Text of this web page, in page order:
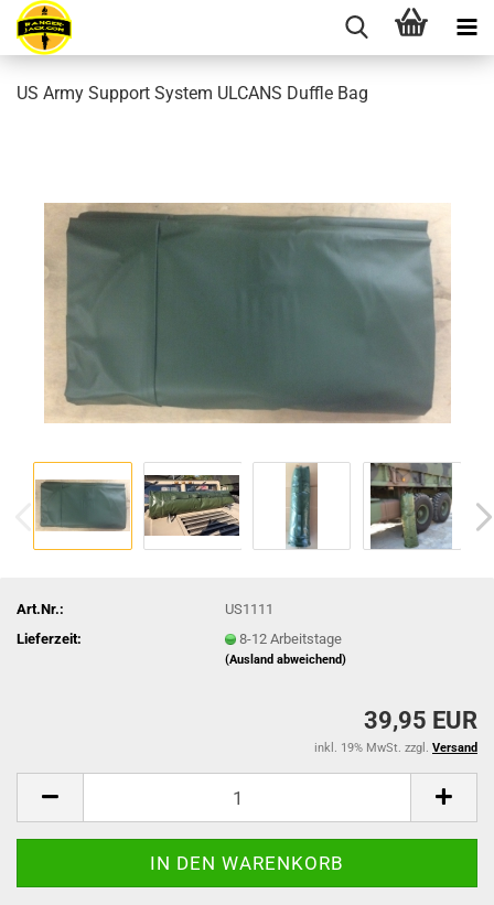
US Army Support System ULCANS Duffle Bag
Art.Nr.:
US1111
Lieferzeit:
8-12 Arbeitstage
(Ausland abweichend)
39,95 EUR
inkl. 19% MwSt. zzgl. Versand